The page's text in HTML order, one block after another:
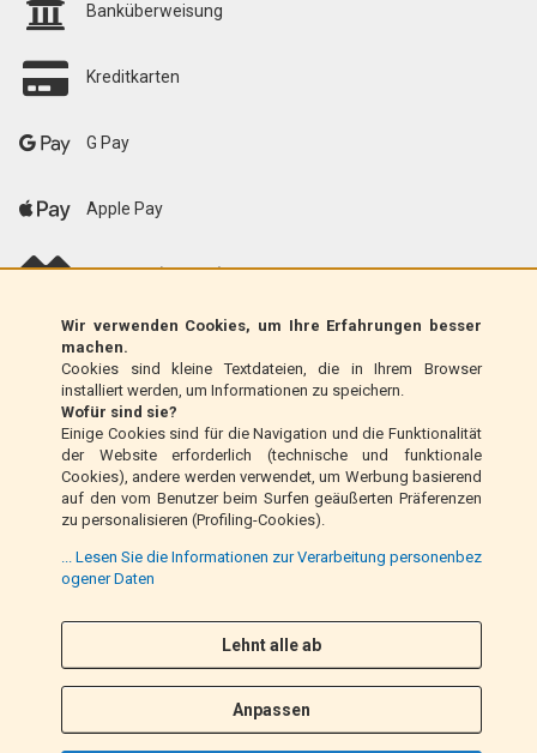
Wir verwenden Cookies, um Ihre Erfahrungen besser
machen.
Cookies sind kleine Textdateien, die in Ihrem Browser
installiert werden, um Informationen zu speichern.
Wofür sind sie?
Einige Cookies sind für die Navigation und die Funktionalität
der Website erforderlich (technische und funktionale
Cookies), andere werden verwendet, um Werbung basierend
auf den vom Benutzer beim Surfen geäußerten Präferenzen
zu personalisieren (Profiling-Cookies).
... Lesen Sie die Informationen zur Verarbeitung personenbez
ogener Daten
Lehnt alle ab
Anpassen
Banküberweisung
Kreditkarten
G Pay
Apple Pay
scalapay (EU only)
Klarna (nur EU)
Zahlungsanweisung (nur Italien)
Nachnahme (nur Italien)
F
c
I
s